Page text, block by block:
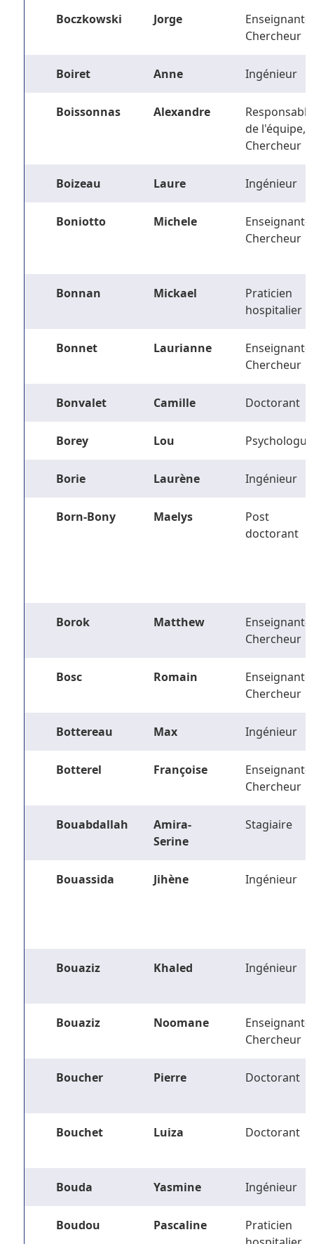
Boczkowski Jorge
Enseignant-
Chercheur
Boiret Anne Ingénieur
Boissonnas Alexandre
Responsable
de l'équipe,
Chercheur
Boizeau Laure Ingénieur
Boniotto Michele
Enseignant-
Chercheur
Bonnan Mickael
Praticien
hospitalier
Bonnet Laurianne
Enseignant-
Chercheur
Bonvalet Camille Doctorant
Borey Lou Psychologue
Borie Laurène Ingénieur
Born-Bony Maelys
Post
doctorant
Borok Matthew
Enseignant-
Chercheur
Bosc Romain
Enseignant-
Chercheur
Bottereau Max Ingénieur
Botterel Françoise
Enseignant-
Chercheur
Bouabdallah
Amira-
Serine
Stagiaire
Bouassida Jihène Ingénieur
Bouaziz Khaled Ingénieur
Bouaziz Noomane
Enseignant-
Chercheur
Boucher Pierre Doctorant
Bouchet Luiza Doctorant
Bouda Yasmine Ingénieur
Boudou Pascaline
Praticien